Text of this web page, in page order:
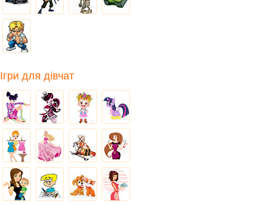
Ігри для дівчат